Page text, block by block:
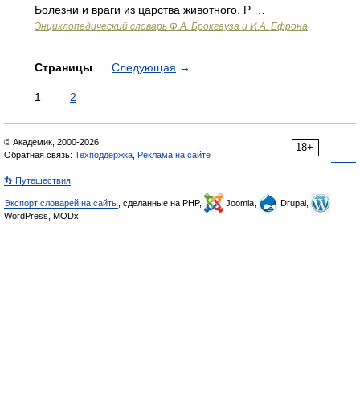
Болезни и враги из царства животного. Р …
Энциклопедический словарь Ф.А. Брокгауза и И.А. Ефрона
Страницы Следующая →
1 2
18+
© Академик, 2000-2026
Обратная связь: Техподдержка Реклама на сайте
👣 Путешествия
Экспорт словарей на сайты , сделанные на PHP, Joomla,
Drupal,
WordPress, MODx.